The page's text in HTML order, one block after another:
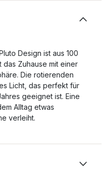
Design ist aus 100
Zuhause mit einer
Die rotierenden
Licht, das perfekt für
geeignet ist. Eine
Alltag etwas
verleiht.